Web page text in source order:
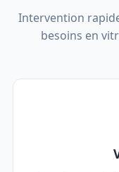
Intervention
besoins en